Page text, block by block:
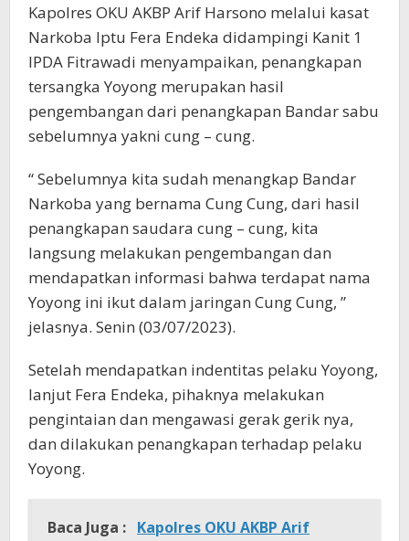
Kapolres OKU AKBP Arif Harsono melalui kasat
Narkoba Iptu Fera Endeka didampingi Kanit 1
IPDA Fitrawadi menyampaikan, penangkapan
tersangka Yoyong merupakan hasil
pengembangan dari penangkapan Bandar sabu
sebelumnya yakni cung – cung.
“ Sebelumnya kita sudah menangkap Bandar
Narkoba yang bernama Cung Cung, dari hasil
penangkapan saudara cung – cung, kita
langsung melakukan pengembangan dan
mendapatkan informasi bahwa terdapat nama
Yoyong ini ikut dalam jaringan Cung Cung, ”
jelasnya. Senin (03/07/2023).
Setelah mendapatkan indentitas pelaku Yoyong,
lanjut Fera Endeka, pihaknya melakukan
pengintaian dan mengawasi gerak gerik nya,
dan dilakukan penangkapan terhadap pelaku
Yoyong.
Baca Juga : Kapolres OKU AKBP Arif